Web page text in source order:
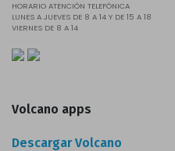
HORARIO ATENCIÓN TELEFÓNICA
LUNES A JUEVES DE 8 A 14 Y DE 15 A 18
VIERNES DE 8 A 14
Volcano apps
Descargar Volcano